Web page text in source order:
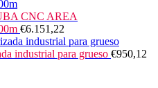
CNC AREA
€6.151,22
industrial para grueso €950,12